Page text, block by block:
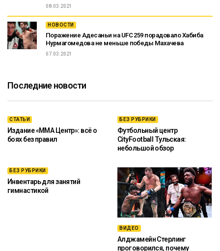
08.03.2021
НОВОСТИ
Поражение Адесаньи на UFC 259 порадовало Хабиба
Нурмагомедова не меньше победы Махачева
07.03.2021
Последние новости
СТАТЬИ
Издание «ММА Центр»: всё о
боях без правил
БЕЗ РУБРИКИ
Футбольный центр
CityFootball Тульская:
небольшой обзор
БЕЗ РУБРИКИ
Инвентарь для занятий
гимнастикой
ВИДЕО
Алджамейн Стерлинг
проговорился, почему